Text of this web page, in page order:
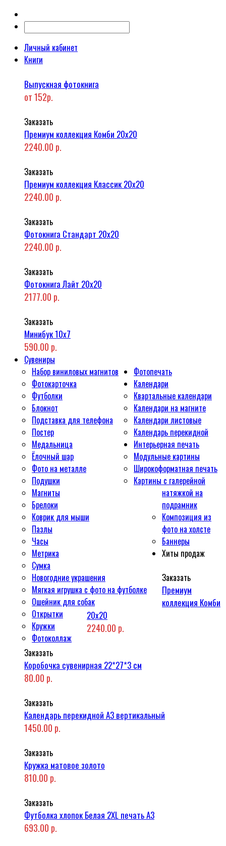
Личный кабинет
Книги
Выпускная фотокнига
от 152р.
Заказать
Премиум коллекция Комби 20x20
2240.00 р.
Заказать
Премиум коллекция Классик 20x20
2240.00 р.
Заказать
Фотокнига Стандарт 20x20
2240.00 р.
Заказать
Фотокнига Лайт 20x20
2177.00 р.
Заказать
Минибук 10х7
590.00 р.
Сувениры
Набор виниловых магнитов
Фотокарточка
Футболки
Блокнот
Подставка для телефона
Постер
Медальница
Ёлочный шар
Фото на металле
Подушки
Магниты
Брелоки
Коврик для мыши
Пазлы
Часы
Метрика
Сумка
Новогодние украшения
Мягкая игрушка с фото на футболке
Ошейник для собак
Открытки
Кружки
Фотоколлаж
Фотопечать
Календари
Квартальные календари
Календари на магните
Календари листовые
Календарь перекидной
Интерьерная печать
Модульные картины
Широкоформатная печать
Картины с галерейной
натяжкой на
подрамник
Композиция из
фото на холсте
Баннеры
Хиты продаж
Заказать
Премиум
коллекция Комби
20x20
2240.00 р.
Заказать
Коробочка сувенирная 22*27*3 см
80.00 р.
Заказать
Календарь перекидной А3 вертикальный
1450.00 р.
Заказать
Кружка матовое золото
810.00 р.
Заказать
Футболка хлопок Белая 2XL печать A3
693.00 р.